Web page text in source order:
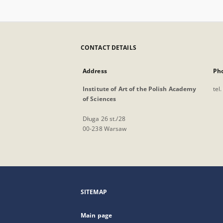
CONTACT DETAILS
Address
Institute of Art of the Polish Academy
of Sciences
Długa 26 st./28
00-238 Warsaw
tel.
SITEMAP
Main page